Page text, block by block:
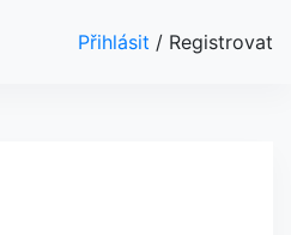
Přihlásit / Registrovat